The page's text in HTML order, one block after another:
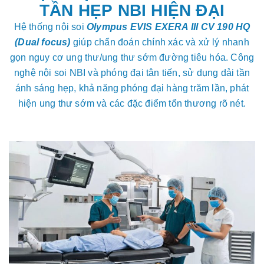
TẦN HẸP NBI HIỆN ĐẠI
Hệ thống nội soi Olympus EVIS EXERA III CV 190 HQ
(Dual focus) giúp chẩn đoán chính xác và xử lý nhanh
gọn nguy cơ ung thư/ung thư sớm đường tiêu hóa. Công
nghệ nội soi NBI và phóng đại tân tiến, sử dụng dải tần
ánh sáng hẹp, khả năng phóng đại hàng trăm lần, phát
hiện ung thư sớm và các đặc điểm tổn thương rõ nét.